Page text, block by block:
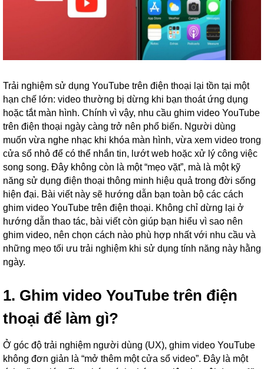
Trải nghiệm sử dụng YouTube trên điện thoại lại tồn tại một
hạn chế lớn: video thường bị dừng khi bạn thoát ứng dụng
hoặc tắt màn hình. Chính vì vậy, nhu cầu ghim video YouTube
trên điện thoại ngày càng trở nên phổ biến. Người dùng
muốn vừa nghe nhạc khi khóa màn hình, vừa xem video trong
cửa sổ nhỏ để có thể nhắn tin, lướt web hoặc xử lý công việc
song song. Đây không còn là một “mẹo vặt”, mà là một kỹ
năng sử dụng điện thoại thông minh hiệu quả trong đời sống
hiện đại. Bài viết này sẽ hướng dẫn bạn toàn bộ các cách
ghim video YouTube trên điện thoại. Không chỉ dừng lại ở
hướng dẫn thao tác, bài viết còn giúp bạn hiểu vì sao nên
ghim video, nên chọn cách nào phù hợp nhất với nhu cầu và
những mẹo tối ưu trải nghiệm khi sử dụng tính năng này hằng
ngày.
1. Ghim video YouTube trên điện
thoại để làm gì?
Ở góc độ trải nghiệm người dùng (UX), ghim video YouTube
không đơn giản là “mở thêm một cửa sổ video”. Đây là một